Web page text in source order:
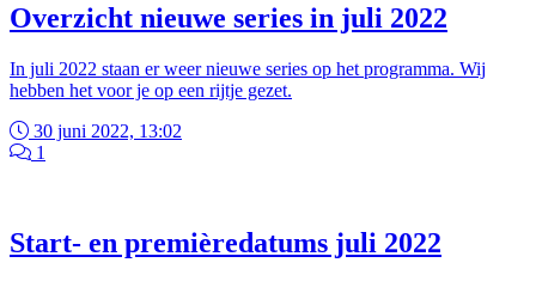
Overzicht nieuwe series in juli 2022
In juli 2022 staan er weer nieuwe series op het programma. Wij
hebben het voor je op een rijtje gezet.
30 juni 2022, 13:02
1
Start- en premièredatums juli 2022